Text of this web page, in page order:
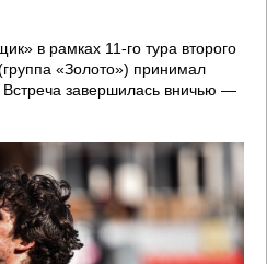
в рамках 11-го тура второго
«Золото») принимал
завершилась вничью —